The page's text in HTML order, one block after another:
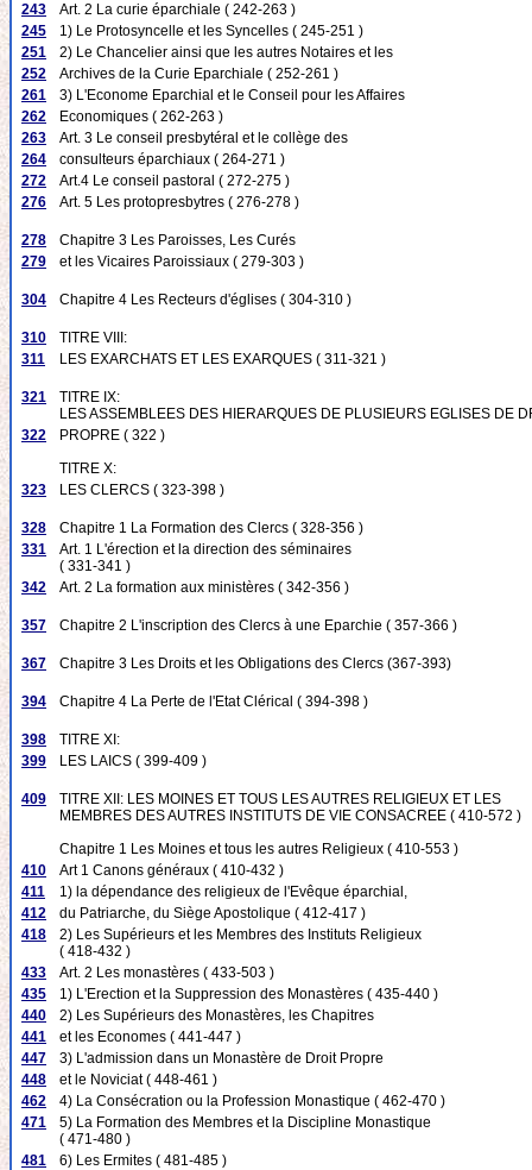
243
Art. 2 La curie éparchiale ( 242-263 )
245
1) Le Protosyncelle et les Syncelles ( 245-251 )
251
2) Le Chancelier ainsi que les autres Notaires et les
252
Archives de la Curie Eparchiale ( 252-261 )
261
3) L'Econome Eparchial et le Conseil pour les Affaires
262
Economiques ( 262-263 )
263
Art. 3 Le conseil presbytéral et le collège des
264
consulteurs éparchiaux ( 264-271 )
272
Art.4 Le conseil pastoral ( 272-275 )
276
Art. 5 Les protopresbytres ( 276-278 )
278
Chapitre 3 Les Paroisses, Les Curés
279
et les Vicaires Paroissiaux ( 279-303 )
304 Chapitre 4 Les Recteurs d'églises ( 304-310 )
310
TITRE VIII:
311
LES EXARCHATS ET LES EXARQUES ( 311-321 )
321
TITRE IX:
LES ASSEMBLEES DES HIERARQUES DE PLUSIEURS EGLISES DE
322
PROPRE ( 322 )
TITRE X:
323
LES CLERCS ( 323-398 )
328
Chapitre 1 La Formation des Clercs ( 328-356 )
331
Art. 1 L'érection et la direction des séminaires
( 331-341 )
342
Art. 2 La formation aux ministères ( 342-356 )
357 Chapitre 2 L'inscription des Clercs à une Eparchie ( 357-366 )
367 Chapitre 3 Les Droits et les Obligations des Clercs (367-393)
394 Chapitre 4 La Perte de l'Etat Clérical ( 394-398 )
398
TITRE XI:
399
LES LAICS ( 399-409 )
409
TITRE XII: LES MOINES ET TOUS LES AUTRES RELIGIEUX ET LES
MEMBRES DES AUTRES INSTITUTS DE VIE CONSACREE ( 410-572 )
Chapitre 1 Les Moines et tous les autres Religieux ( 410-553 )
410
Art 1 Canons généraux ( 410-432 )
411
1) la dépendance des religieux de l'Evêque éparchial,
412
du Patriarche, du Siège Apostolique ( 412-417 )
418
2) Les Supérieurs et les Membres des Instituts Religieux
( 418-432 )
433
Art. 2 Les monastères ( 433-503 )
435
1) L'Erection et la Suppression des Monastères ( 435-440 )
440
2) Les Supérieurs des Monastères, les Chapitres
441
et les Economes ( 441-447 )
447
3) L'admission dans un Monastère de Droit Propre
448
et le Noviciat ( 448-461 )
462
4) La Consécration ou la Profession Monastique ( 462-470 )
471
5) La Formation des Membres et la Discipline Monastique
( 471-480 )
481
6) Les Ermites ( 481-485 )